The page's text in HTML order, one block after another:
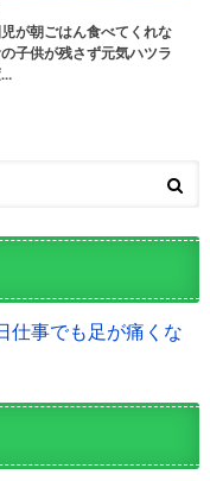
児が朝ごはん食べてくれな
子供が残さず元気ハツラ
…
仕事でも足が痛くな